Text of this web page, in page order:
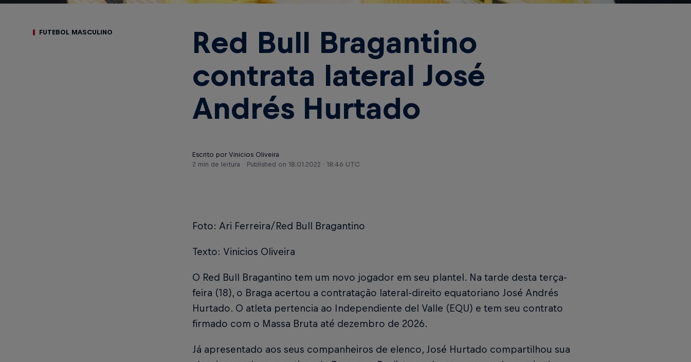
FUTEBOL MASCULINO
Red Bull Bragantino
contrata lateral José
Andrés Hurtado
Escrito por Vinicios Oliveira
2 min de leitura
Published on 18.01.2022 · 18:46 UTC
Foto: Ari Ferreira/Red Bull Bragantino
Texto: Vinicios Oliveira
O Red Bull Bragantino tem um novo jogador em seu plantel. Na tarde desta terça-
feira (18), o Braga acertou a contratação lateral-direito equatoriano José Andrés
Hurtado. O atleta pertencia ao Independiente del Valle (EQU) e tem seu contrato
firmado com o Massa Bruta até dezembro de 2026.
Já apresentado aos seus companheiros de elenco, José Hurtado compartilhou sua